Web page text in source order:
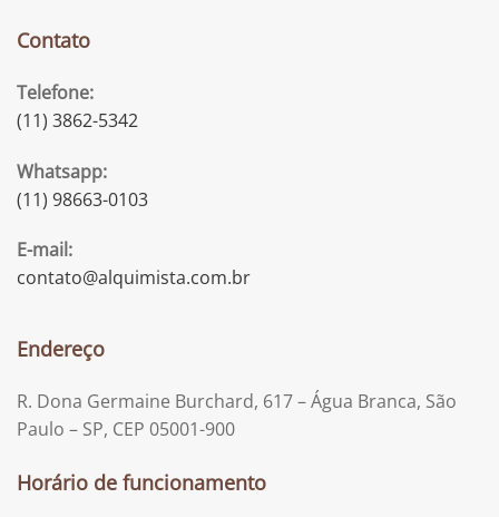
Contato
Telefone:
(11) 3862-5342
Whatsapp:
(11) 98663-0103
E-mail:
contato@alquimista.com.br
Endereço
R. Dona Germaine Burchard, 617 – Água Branca, São
Paulo – SP, CEP 05001-900
Horário de funcionamento